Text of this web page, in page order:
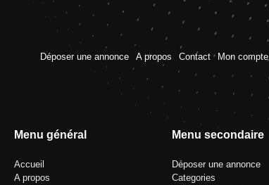
Déposer une annonce A propos Contact Mon compte
Menu général
Accueil
A propos
Menu secondaire
Déposer une annonce
Categories